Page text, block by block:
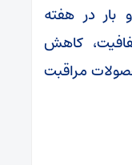
بار در هفته
کاهش
مراقبت